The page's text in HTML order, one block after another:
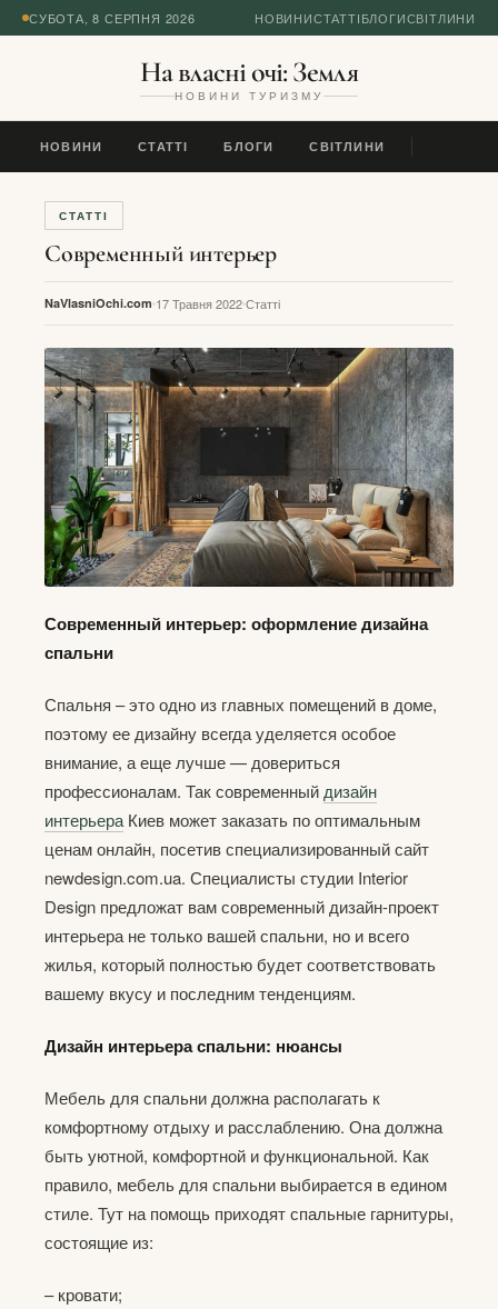
СУБОТА, 8 СЕРПНЯ 2026 НОВИНИСТАТТІБЛОГИСВІТЛИНИ
На власні очі: Земля
НОВИНИ ТУРИЗМУ
НОВИНИ СТАТТІ БЛОГИ СВІТЛИНИ
СТАТТІ
Современный интерьер
NaVlasniOchi.com 17 Травня 2022Статті
Современный интерьер: оформление дизайна
спальни
Спальня – это одно из главных помещений в доме,
поэтому ее дизайну всегда уделяется особое
внимание, а еще лучше — довериться
профессионалам. Так современный дизайн
интерьера Киев может заказать по оптимальным
ценам онлайн, посетив специализированный сайт
newdesign.com.ua. Специалисты студии Interior
Design предложат вам современный дизайн-проект
интерьера не только вашей спальни, но и всего
жилья, который полностью будет соответствовать
вашему вкусу и последним тенденциям.
Дизайн интерьера спальни: нюансы
Мебель для спальни должна располагать к
комфортному отдыху и расслаблению. Она должна
быть уютной, комфортной и функциональной. Как
правило, мебель для спальни выбирается в едином
стиле. Тут на помощь приходят спальные гарнитуры,
состоящие из:
– кровати;